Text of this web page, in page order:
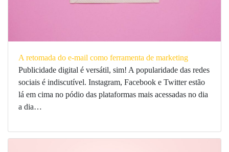
A retomada do e-mail como ferramenta de marketing
Publicidade digital é versátil, sim! A popularidade das redes
sociais é indiscutível. Instagram, Facebook e Twitter estão
lá em cima no pódio das plataformas mais acessadas no dia
a dia…